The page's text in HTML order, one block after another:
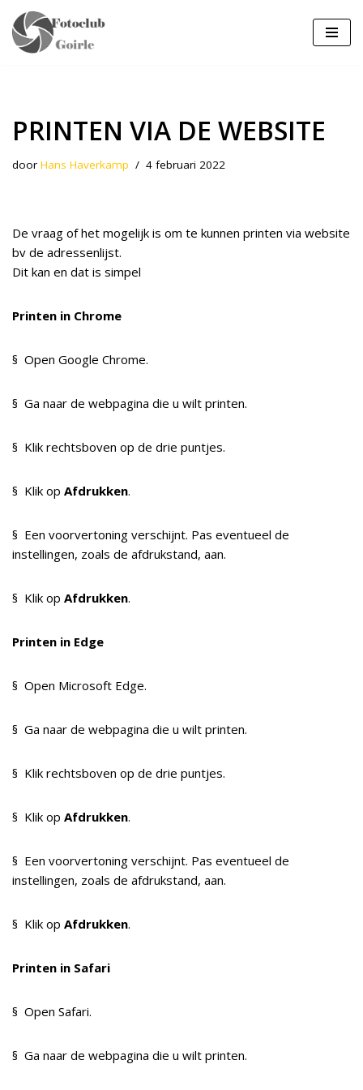
Ga
PRINTEN VIA DE WEBSITE
door Hans Haverkamp 4 februari 2022
De vraag of het mogelijk is om te kunnen printen via website
bv de adressenlijst.
Dit kan en dat is simpel
Printen in Chrome
§ Open Google Chrome.
§ Ga naar de webpagina die u wilt printen.
§ Klik rechtsboven op de drie puntjes.
§ Klik op Afdrukken.
§ Een voorvertoning verschijnt. Pas eventueel de
instellingen, zoals de afdrukstand, aan.
§ Klik op Afdrukken.
Printen in Edge
§ Open Microsoft Edge.
§ Ga naar de webpagina die u wilt printen.
§ Klik rechtsboven op de drie puntjes.
§ Klik op Afdrukken.
§ Een voorvertoning verschijnt. Pas eventueel de
instellingen, zoals de afdrukstand, aan.
§ Klik op Afdrukken.
Printen in Safari
§ Open Safari.
§ Ga naar de webpagina die u wilt printen.